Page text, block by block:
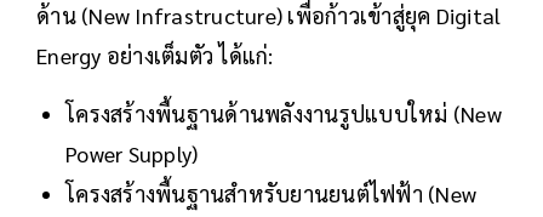
ด้าน (New Infrastructure) เพื่อก้าวเข้าสู่ยุค Digital
Energy อย่างเต็มตัว ได้แก่:
โครงสร้างพื้นฐานด้านพลังงานรูปแบบใหม่ (New
Power Supply)
โครงสร้างพื้นฐานสำหรับยานยนต์ไฟฟ้า (New